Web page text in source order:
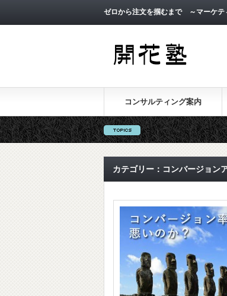
ゼロから注文を掴むまで ～マーケテ
コンサルティング案内
カテゴリー：コンバージョン